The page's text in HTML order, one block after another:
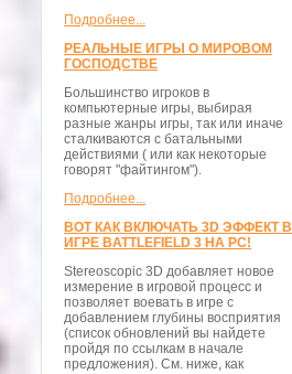
Подробнее...
РЕАЛЬНЫЕ ИГРЫ О МИРОВОМ
ГОСПОДСТВЕ
Большинство игроков в
компьютерные игры, выбирая
разные жанры игры, так или иначе
сталкиваются с батальными
действиями ( или как некоторые
говорят "файтингом").
Подробнее...
ВОТ КАК ВКЛЮЧАТЬ 3D ЭФФЕКТ В
ИГРЕ BATTLEFIELD 3 НА PC!
Stereoscopic 3D добавляет новое
измерение в игровой процесс и
позволяет воевать в игре с
добавлением глубины восприятия
(список обновлений вы найдете
пройдя по ссылкам в начале
предложения). См. ниже, как